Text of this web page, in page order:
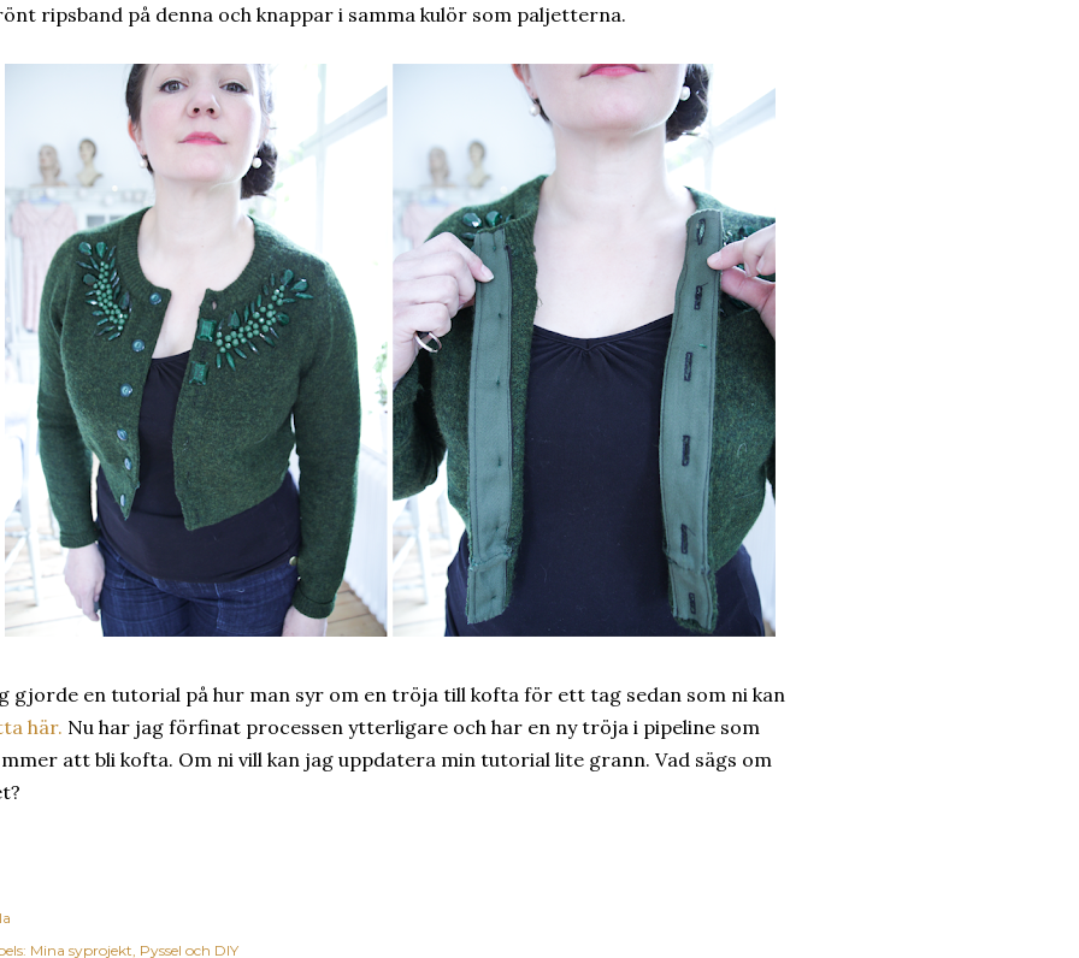
ripsband på denna och knappar i samma kulör som paljetterna.
gjorde en tutorial på hur man syr om en tröja till kofta för ett tag sedan som ni kan
här. Nu har jag förfinat processen ytterligare och har en ny tröja i pipeline som
att bli kofta. Om ni vill kan jag uppdatera min tutorial lite grann. Vad sägs om
Mina syprojekt Pyssel och DIY